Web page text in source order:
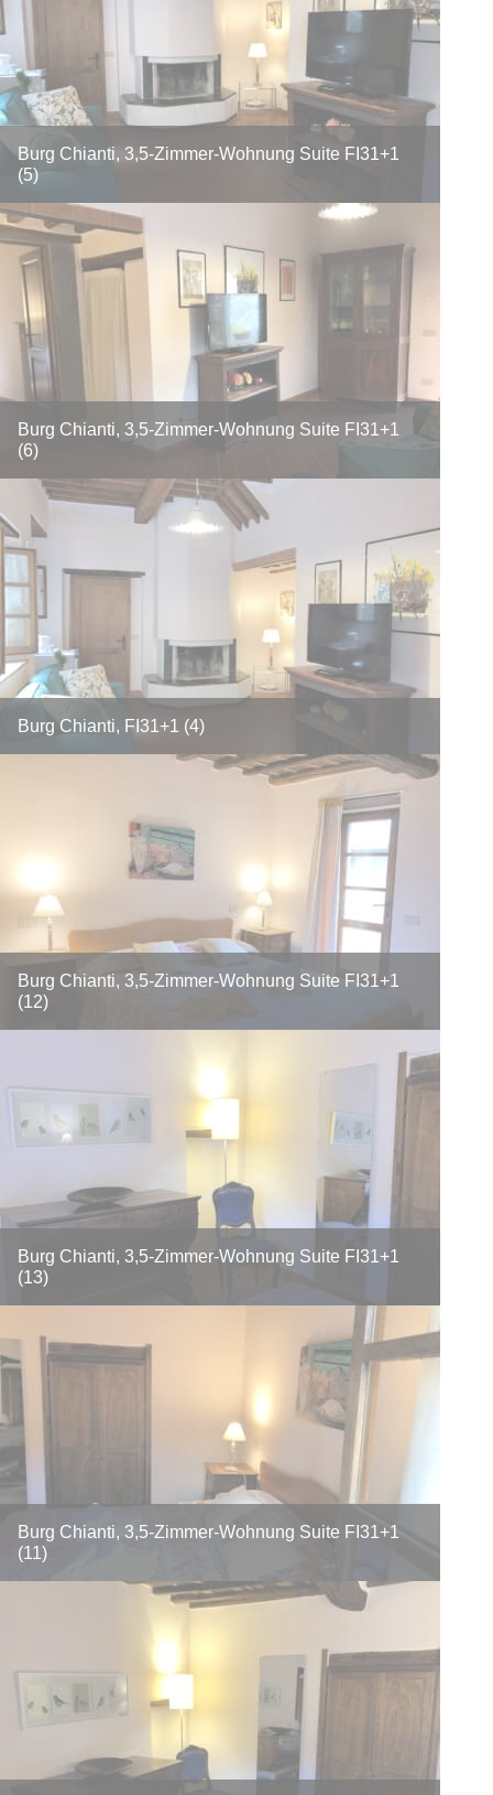
Burg Chianti, 3,5-Zimmer-Wohnung Suite FI31+1
(5)
Burg Chianti, 3,5-Zimmer-Wohnung Suite FI31+1
(6)
Burg Chianti, FI31+1 (4)
Burg Chianti, 3,5-Zimmer-Wohnung Suite FI31+1
(12)
Burg Chianti, 3,5-Zimmer-Wohnung Suite FI31+1
(13)
Burg Chianti, 3,5-Zimmer-Wohnung Suite FI31+1
(11)